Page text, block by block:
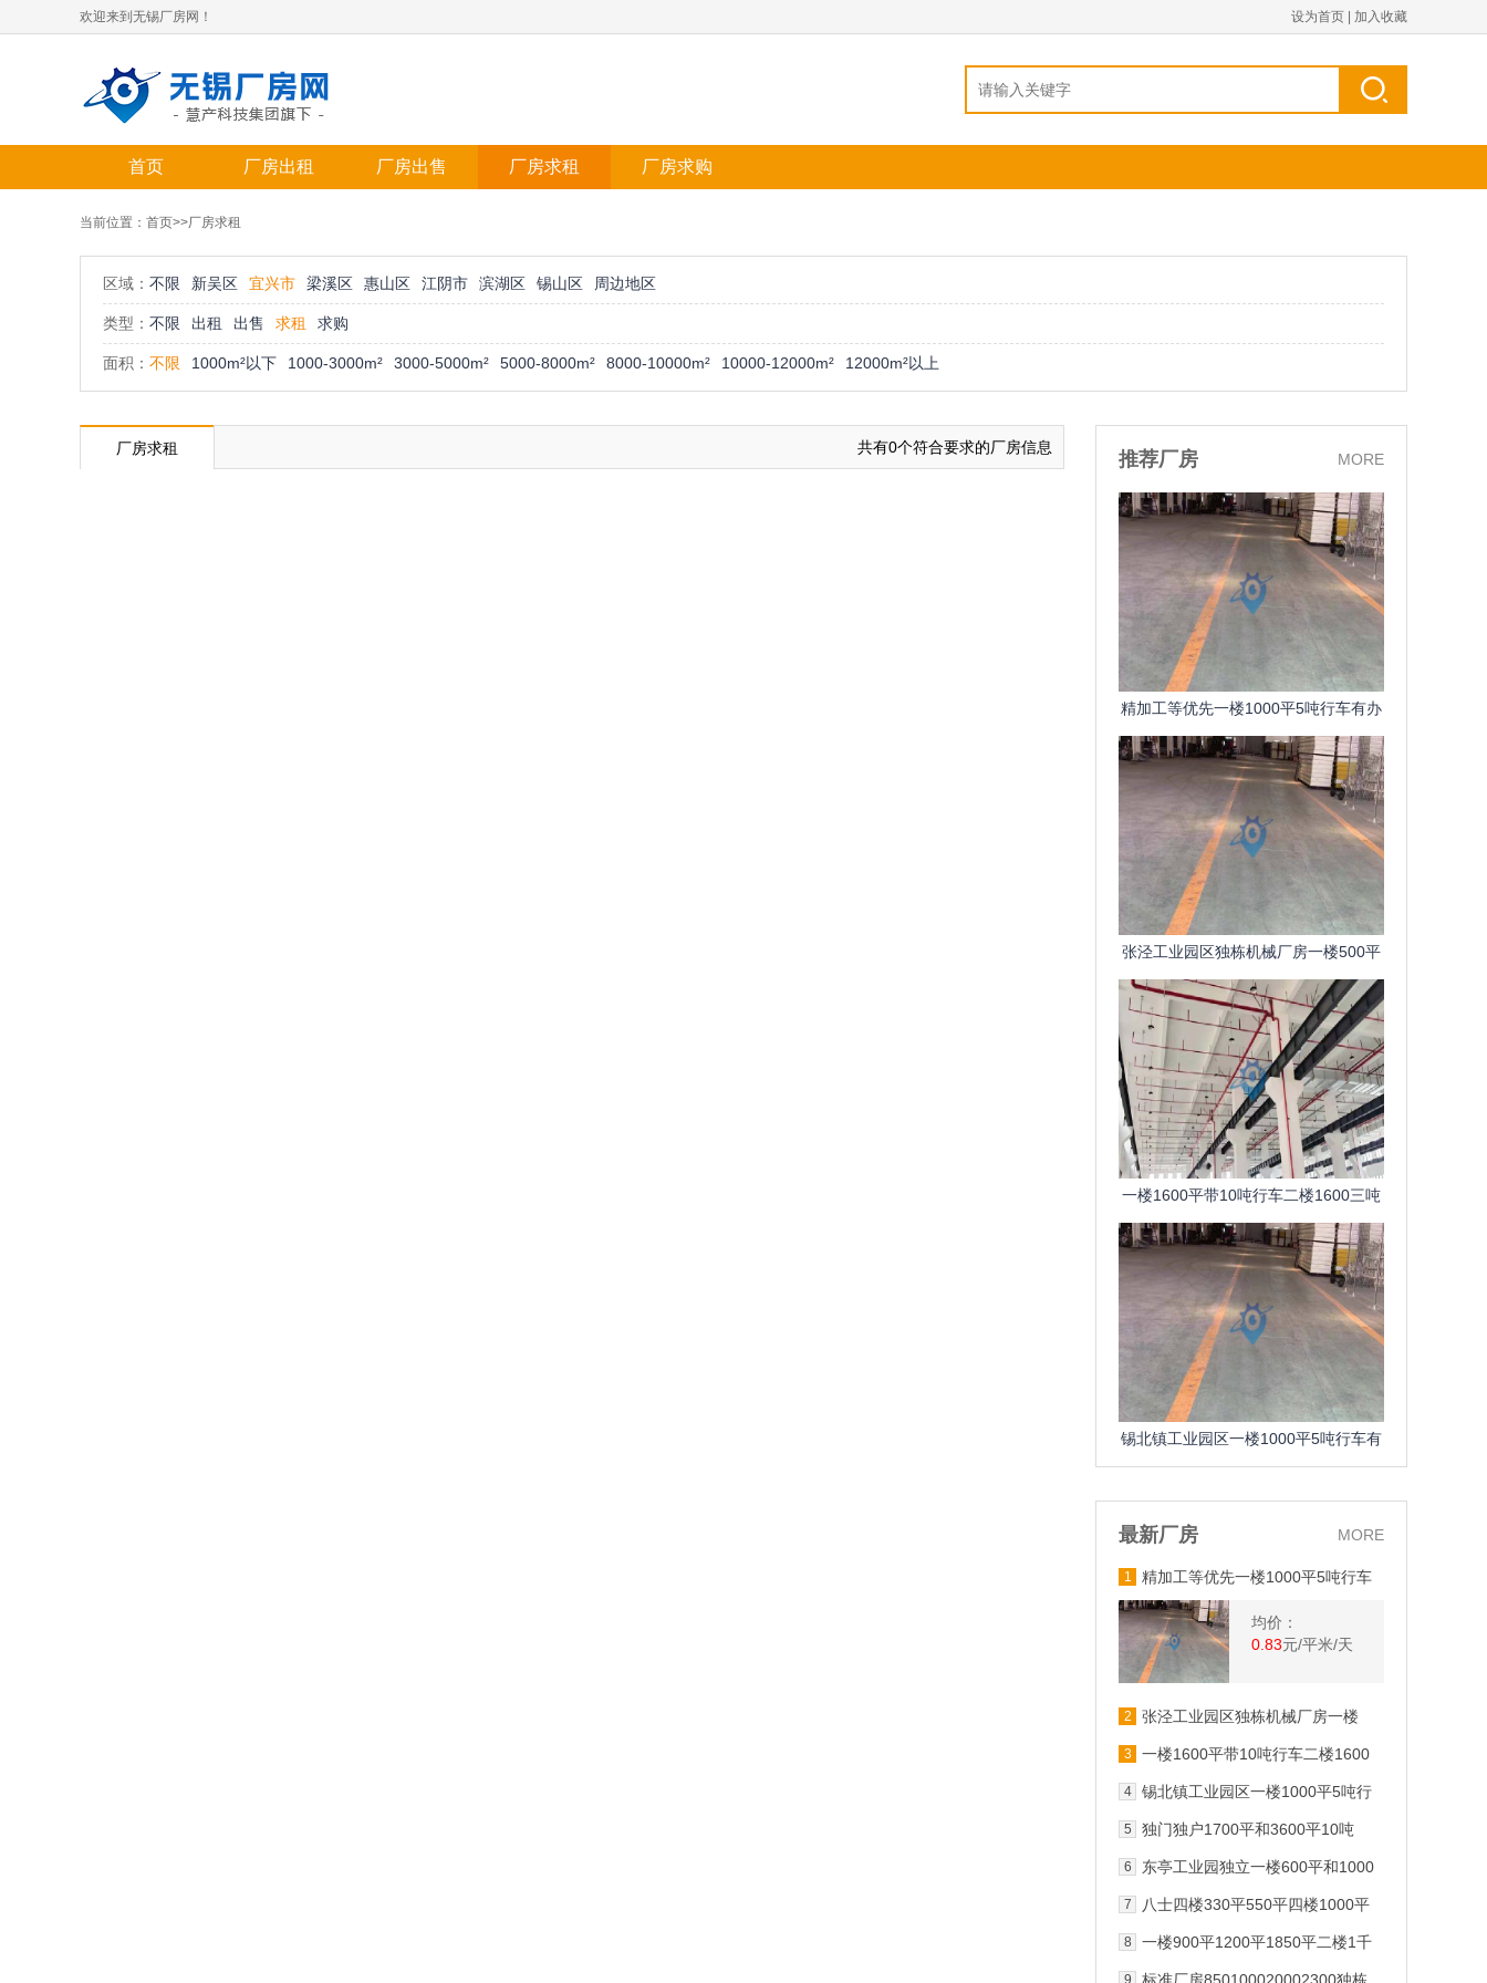
欢迎来到无锡厂房网！ 设为首页 加入收藏
首页 厂房出租 厂房出售 厂房求租 厂房求购
当前位置： 首页>>厂房求租
区域： 不限 新吴区 宜兴市 梁溪区 惠山区 江阴市 滨湖区 锡山区 周边地区
类型： 不限 出租 出售 求租 求购
面积： 不限 1000m²以下 1000-3000m² 3000-5000m² 5000-8000m² 8000-10000m² 10000-12000m² 12000m²以上
厂房求租 共有0个符合要求的厂房信息
推荐厂房 MORE
精加工等优先一楼1000平5吨行车有办
公室锡北镇工业园区
张泾工业园区独栋机械厂房一楼500平
1000平
一楼1600平带10吨行车二楼1600三吨
货梯工业园区新
锡北镇工业园区一楼1000平5吨行车有
办公室
最新厂房 MORE
1
精加工等优先一楼1000平5吨行车
均价：
0.83元/平米/天
2
张泾工业园区独栋机械厂房一楼
3
一楼1600平带10吨行车二楼1600
4
锡北镇工业园区一楼1000平5吨行
5
独门独户1700平和3600平10吨
6
东亭工业园独立一楼600平和1000
7
八士四楼330平550平四楼1000平
8
一楼900平1200平1850平二楼1千
9